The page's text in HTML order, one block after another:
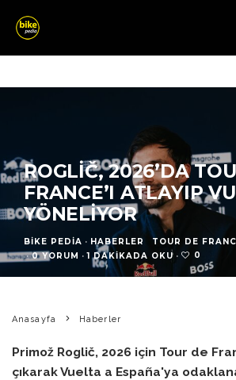
ROGLIČ, 2026’DA
FRANCE’I ATLAYIP
YÖNELIYOR
BIKE PEDIA · HABERLER TOUR DE
· 0 YORUM · 1 DAKIKADA OKU · 0
Anasayfa Haberler
Primož Roglič, 2026 için Tour de
çıkarak Vuelta a España'ya